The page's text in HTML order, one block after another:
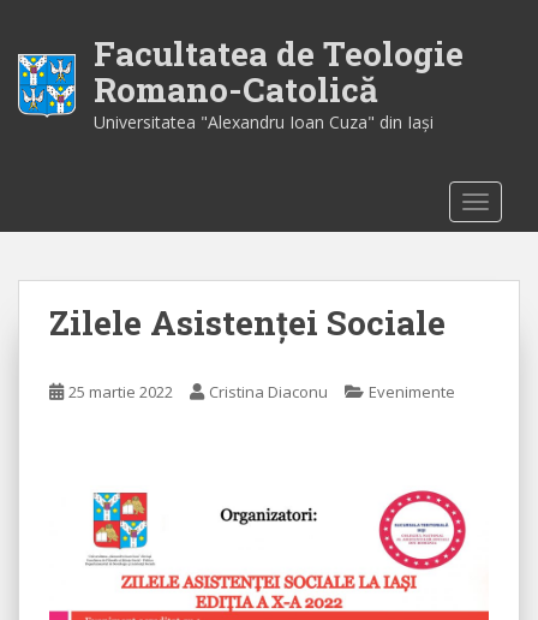
i
Facultatea de Teologie
Romano-Catolică
Universitatea "Alexandru Ioan Cuza" din Iaşi
Zilele Asistenţei Sociale
25 martie 2022 Cristina Diaconu Evenimente